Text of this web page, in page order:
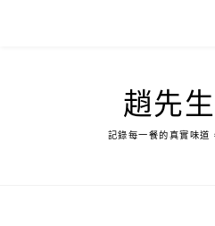
趙先
記錄每一餐的真實味道